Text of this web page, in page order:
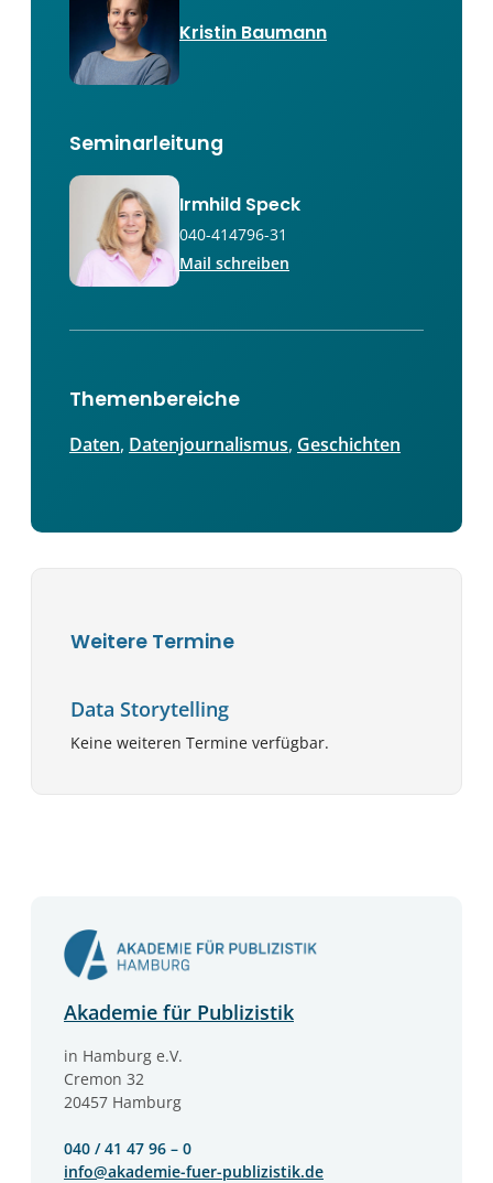
Kristin Baumann
Seminarleitung
Irmhild Speck
040-414796-31
Mail schreiben
Themenbereiche
Daten, Datenjournalismus, Geschichten
Weitere Termine
Data Storytelling
Keine weiteren Termine verfügbar.
Akademie für Publizistik
in Hamburg e.V.
Cremon 32
20457 Hamburg
040 / 41 47 96 – 0
info@akademie-fuer-publizistik.de